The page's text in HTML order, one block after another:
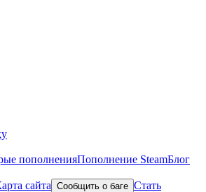
пополненияПополнение SteamБлог
сайта Сообщить о баге Стать